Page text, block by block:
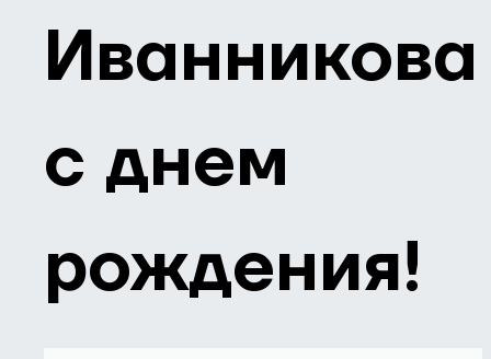
Иванникова
с днем
рождения!